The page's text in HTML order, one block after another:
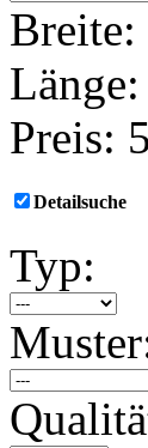
Breite:
Länge:
Preis:
Detailsuche
Typ: